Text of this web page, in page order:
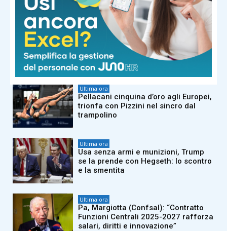
Ultima ora
Eddie Brock, lo sfogo ripensando a
Sanremo: “Io ultimo perché c’è gente
che fa più marchette di me”
Ultima ora
Pellacani cinquina d’oro agli Europei,
trionfa con Pizzini nel sincro dal
trampolino
Ultima ora
Usa senza armi e munizioni, Trump
se la prende con Hegseth: lo scontro
e la smentita
Ultima ora
Pa, Margiotta (Confsal): “Contratto
Funzioni Centrali 2025-2027 rafforza
salari, diritti e innovazione”